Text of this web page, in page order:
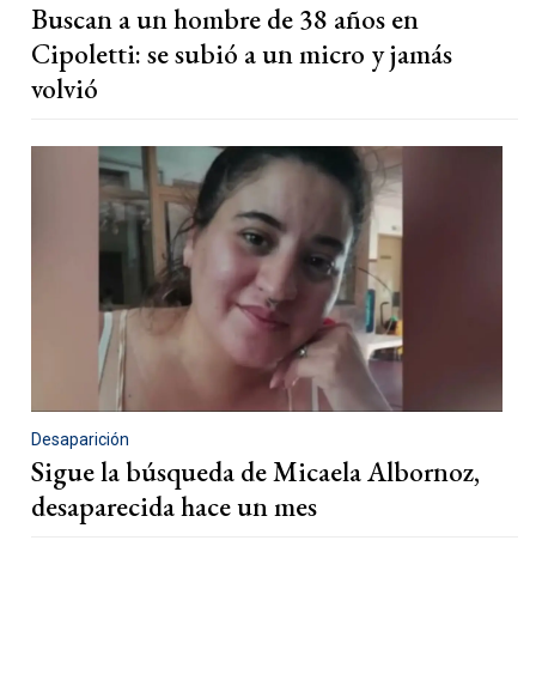
Buscan a un hombre de 38 años en
Cipoletti: se subió a un micro y jamás
volvió
Desaparición
Sigue la búsqueda de Micaela Albornoz,
desaparecida hace un mes